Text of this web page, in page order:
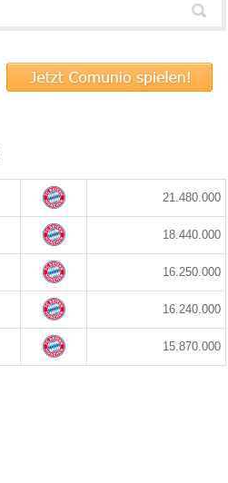
21.480.000
18.440.000
16.250.000
16.240.000
15.870.000